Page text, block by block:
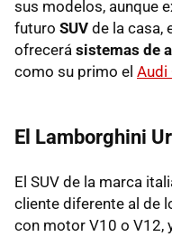
sus modelos, aunque
futuro SUV de la casa,
ofrecerá sistemas de
como su primo el Audi
El Lamborghini
El SUV de la marca
cliente diferente al de
con motor V10 o V12,